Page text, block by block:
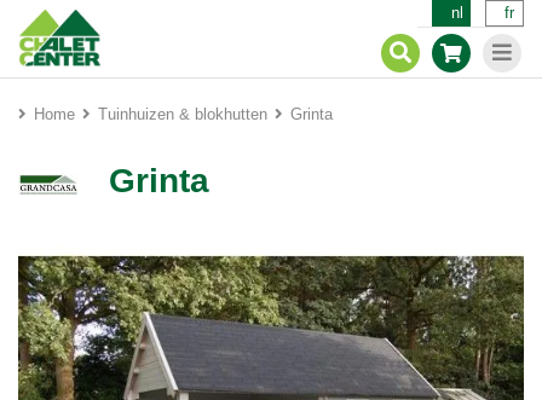
nl fr
Home Tuinhuizen & blokhutten Grinta
Grinta